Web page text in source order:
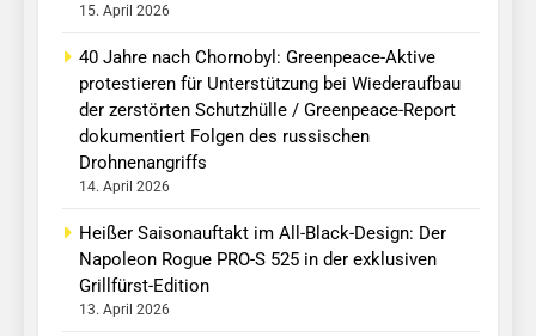
15. April 2026
40 Jahre nach Chornobyl: Greenpeace-Aktive
protestieren für Unterstützung bei Wiederaufbau
der zerstörten Schutzhülle / Greenpeace-Report
dokumentiert Folgen des russischen
Drohnenangriffs
14. April 2026
Heißer Saisonauftakt im All-Black-Design: Der
Napoleon Rogue PRO-S 525 in der exklusiven
Grillfürst-Edition
13. April 2026